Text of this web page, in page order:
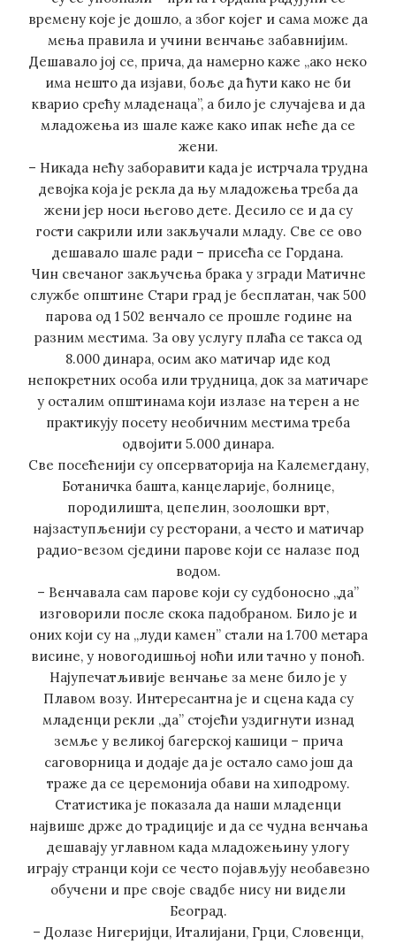
времену које је дошло, а због којег и сама може да
мења правила и учини венчање забавнијим.
Дешавало јој се, прича, да намерно каже „ако неко
има нешто да изјави, боље да ћути како не би
кварио срећу младенаца”, а било је случајева и да
младожења из шале каже како ипак неће да се
жени.
– Никада нећу заборавити када је истрчала трудна
девојка која је рекла да њу младожења треба да
жени јер носи његово дете. Десило се и да су
гости сакрили или закључали младу. Све се ово
дешавало шале ради – присећа се Гордана.
Чин свечаног закључења брака у згради Матичне
службе општине Стари град је бесплатан, чак 500
парова од 1 502 венчало се прошле године на
разним местима. За ову услугу плаћа се такса од
8.000 динара, осим ако матичар иде код
непокретних особа или трудница, док за матичаре
у осталим општинама који излазе на терен а не
практикују посету необичним местима треба
одвојити 5.000 динара.
Све посећенији су опсерваторија на Калемегдану,
Ботаничка башта, канцеларије, болнице,
породилишта, цепелин, зоолошки врт,
најзаступљенији су ресторани, а често и матичар
радио-везом сједини парове који се налазе под
водом.
– Венчавала сам парове који су судбоносно „да”
изговорили после скока падобраном. Било је и
оних који су на „луди камен” стали на 1.700 метара
висине, у новогодишњој ноћи или тачно у поноћ.
Најупечатљивије венчање за мене било је у
Плавом возу. Интересантна је и сцена када су
младенци рекли „да” стојећи уздигнути изнад
земље у великој багерској кашици – прича
саговорница и додаје да је остало само још да
траже да се церемонија обави на хиподрому.
Статистика је показала да наши младенци
највише држе до традиције и да се чудна венчања
дешавају углавном када младожењину улогу
играју странци који се често појављују необавезно
обучени и пре своје свадбе нису ни видели
Београд.
– Долазе Нигеријци, Италијани, Грци, Словенци,